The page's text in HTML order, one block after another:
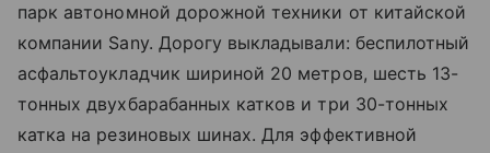
парк автономной дорожной техники от китайской
компании Sany. Дорогу выкладывали: беспилотный
асфальтоукладчик шириной 20 метров, шесть 13-
тонных двухбарабанных катков и три 30-тонных
катка на резиновых шинах. Для эффективной